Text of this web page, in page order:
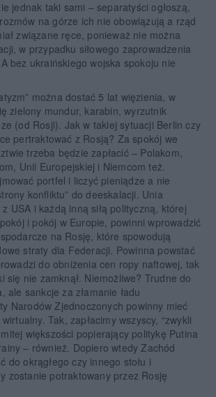
jednak taki sami – separatyści ogłoszą,
na górze ich nie obowiązują a rząd
związane ręce, ponieważ nie można
w przypadku siłowego zaprowadzenia
bez ukraińskiego wojska spokoju nie
można dostać 5 lat więzienia, w
zielony mundur, karabin, wyrzutnik
(od Rosji). Jak w takiej sytuacji Berlin czy
pertraktować z Rosją? Za spokój we
trzeba będzie zapłacić – Polakom,
Unii Europejskiej i Niemcom też.
portfel i liczyć pieniądze a nie
konfliktu” do deeskalacji. Unia
USA i każdą inną siłą polityczną, której
i pokój w Europie, powinni wprowadzić
na Rosję, które spowodują
straty dla Federacji. Powinna powstać
do obniżenia cen ropy naftowej, tak
się nie zamknął. Niemożliwe? Trudne do
ale sankcje za złamanie ładu
Narodów Zjednoczonych powinny mieć
Tak, zapłacimy wszyscy, “zwykli
większości popierający politykę Putina
– również. Dopiero wtedy Zachód
do okrągłego czy innego stołu i
zostanie potraktowany przez Rosję